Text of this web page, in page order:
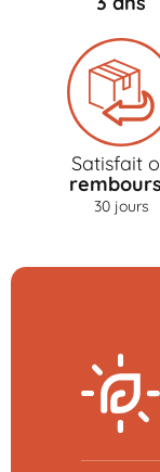
Satisfait
30 jours